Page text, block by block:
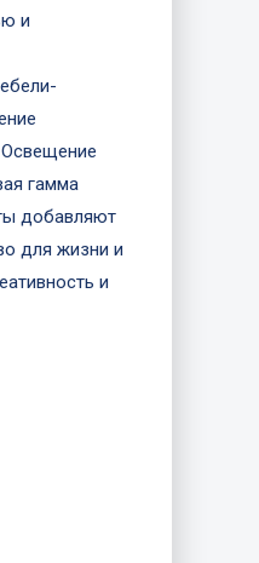
и
гамма
добавляют
для жизни и
и